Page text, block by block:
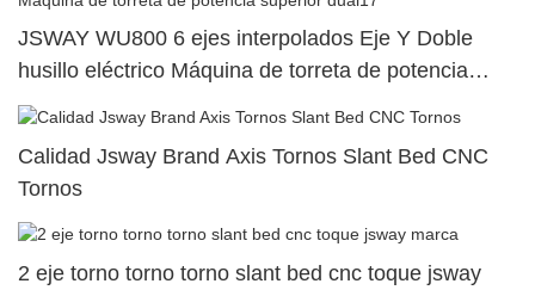
JSWAY WU800 6 ejes interpolados Eje Y Doble
husillo eléctrico Máquina de torreta de potencia
superior dual17
Calidad Jsway Brand Axis Tornos Slant Bed CNC
Tornos
2 eje torno torno torno slant bed cnc toque jsway